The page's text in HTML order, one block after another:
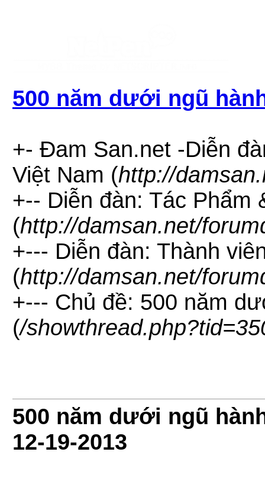
500 năm dưới ngũ
+- Đam San.net -Diễn
Việt Nam (http://
+-- Diễn đàn: Tác Phẩm
(http://damsan.net/
+--- Diễn đàn: Thành
(http://damsan.net/
+--- Chủ đề: 500 năm
(/
500 năm dưới ngũ
12-19-2013